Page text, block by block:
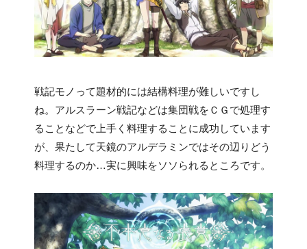
戦記モノって題材的には結構料理が難しいですし
ね。アルスラーン戦記などは集団戦をＣＧで処理す
ることなどで上手く料理することに成功しています
が、果たして天鏡のアルデラミンではその辺りどう
料理するのか…実に興味をソソられるところです。